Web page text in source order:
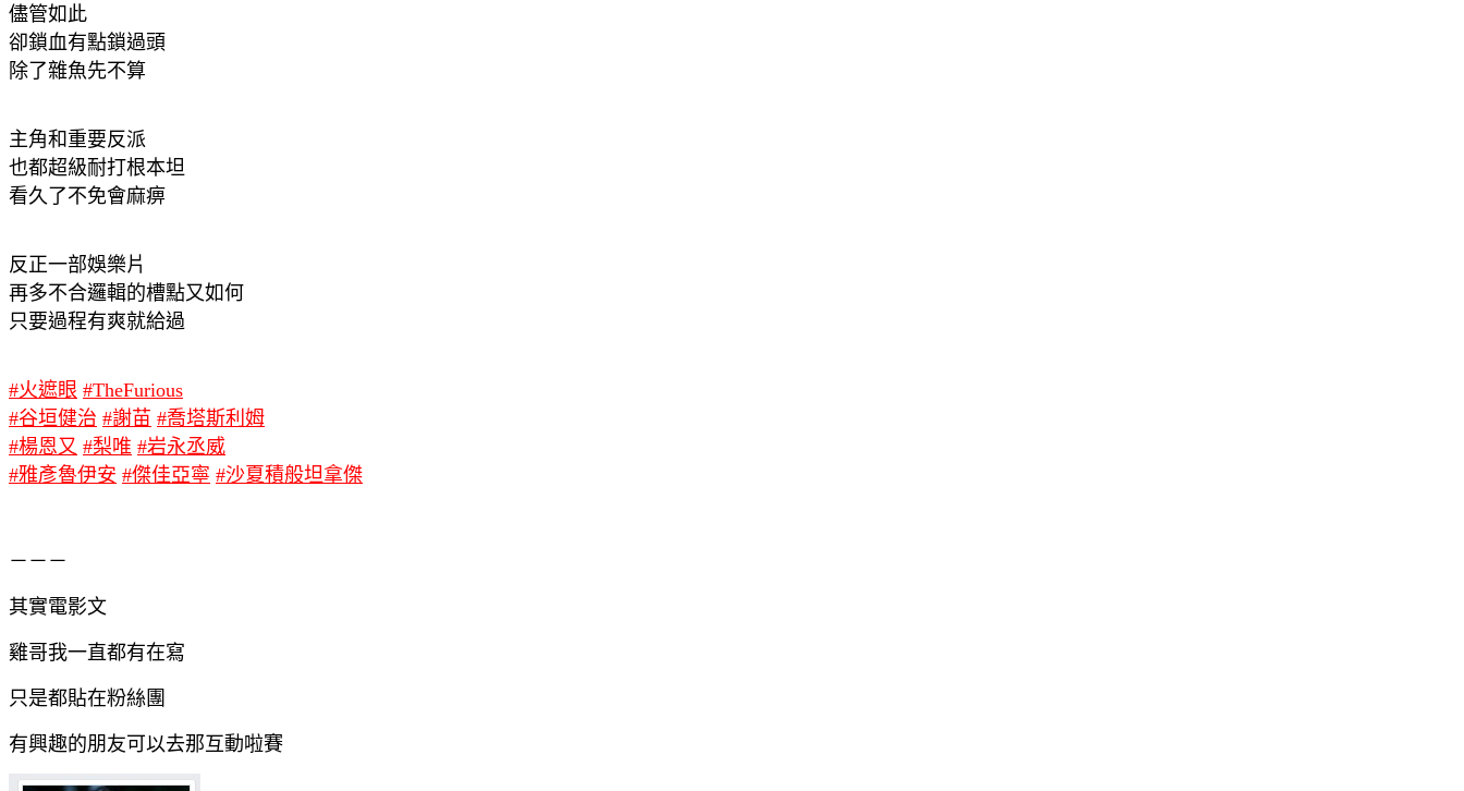
儘管如此
卻鎖血有點鎖過頭
除了雜魚先不算
主角和重要反派
也都超級耐打根本坦
看久了不免會麻痹
反正一部娛樂片
再多不合邏輯的槽點又如何
只要過程有爽就給過
#火遮眼 #TheFurious
#谷垣健治 #謝苗 #喬塔斯利姆
#楊恩又 #梨唯 #岩永丞威
#雅彥魯伊安 #傑佳亞寧 #沙夏積般坦拿傑
－－－
其實電影文
雞哥我一直都有在寫
只是都貼在粉絲團
有興趣的朋友可以去那互動啦賽